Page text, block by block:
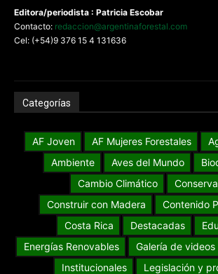
Editora/periodista : Patricia Escobar
Contacto: redaccion@argentinaforestal.com
Cel: (+54)9 376 15 4 131636
Categorías
AF Joven AF Mujeres Forestales
Ambiente
Aves del Mundo
Cambio Climático
Construir con Madera
Contenido
Costa Rica
Destacadas
Energías Renovables
Galería de videos
Institucionales
Legislación y